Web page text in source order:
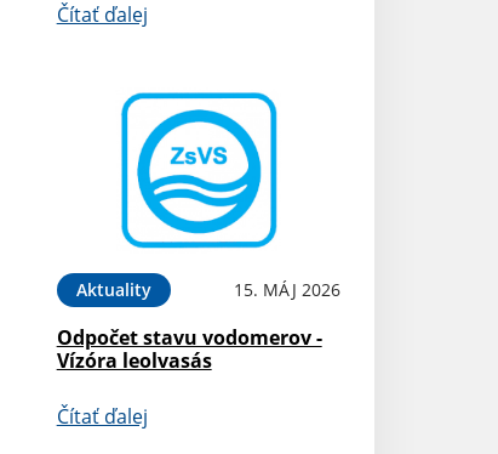
Čítať ďalej
Aktuality 15. MÁJ 2026
Odpočet stavu vodomerov -
Vízóra leolvasás
Čítať ďalej